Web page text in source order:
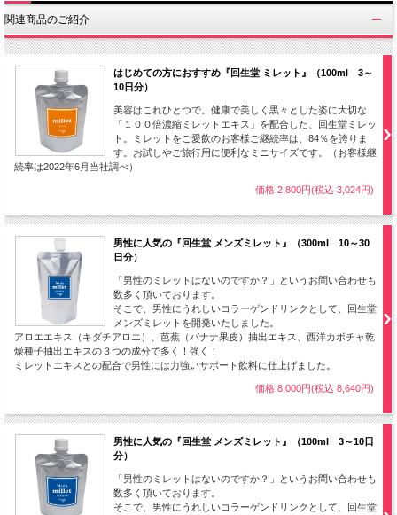
関連商品のご紹介
はじめての方におすすめ『回生堂 ミレット』（100ml 3～
10日分）
美容はこれひとつで。健康で美しく黒々とした姿に大切な
「１００倍濃縮ミレットエキス」を配合した、回生堂ミレッ
ト。ミレットをご愛飲のお客様ご継続率は、84％を誇りま
す。お試しやご旅行用に便利なミニサイズです。（お客様継
続率は2022年6月当社調べ）
価格:2,800円(税込 3,024円)
男性に人気の『回生堂 メンズミレット』（300ml 10～30
日分）
「男性のミレットはないのですか？」というお問い合わせも
数多く頂いております。
そこで、男性にうれしいコラーゲンドリンクとして、回生堂
メンズミレットを開発いたしました。
アロエエキス（キダチアロエ）、芭蕉（バナナ果皮）抽出エキス、西洋カボチャ乾
燥種子抽出エキスの３つの成分で多く！強く！
ミレットエキスとの配合で男性には力強いサポート飲料に仕上げました。
価格:8,000円(税込 8,640円)
男性に人気の『回生堂 メンズミレット』（100ml 3～10日
分）
「男性のミレットはないのですか？」というお問い合わせも
数多く頂いております。
そこで、男性にうれしいコラーゲンドリンクとして、回生堂